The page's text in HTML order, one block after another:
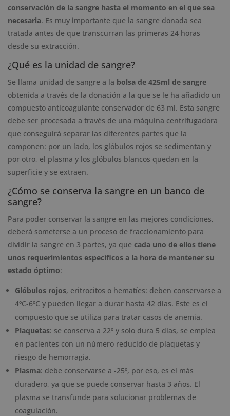
conservación de la sangre hasta el momento en el que sea
necesaria. Es muy importante que la sangre donada sea
tratada antes de que transcurran las primeras 24 horas
desde su extracción.
¿Qué es la unidad de sangre?
Se llama unidad de sangre a la bolsa de 425ml de sangre
obtenida a través de la donación a la que se le ha añadido un
compuesto anticoagulante conservador de 63 ml. Esta sangre
debe ser procesada a través de una máquina centrifugadora
que conseguirá separar las diferentes partes que la
componen: por un lado, los glóbulos rojos se sedimentan y
por otro, el plasma y los glóbulos blancos quedan en la
superficie y se extraen.
¿Cómo se conserva la sangre en un banco de
sangre?
Para poder conservar la sangre en las mejores condiciones,
deberá someterse a un proceso de fraccionamiento para
dividir la sangre en 3 partes, ya que cada uno de ellos tiene
unos requerimientos específicos a la hora de mantener su
estado óptimo:
Glóbulos rojos, eritrocitos o hematíes: deben conservarse a
4ºC-6ºC y pueden llegar a durar hasta 42 días. Este es el
compuesto que se utiliza para tratar casos de anemia.
Plaquetas: se conserva a 22º y solo dura 5 días, se emplea
en pacientes con un número reducido de plaquetas y
riesgo de hemorragia.
Plasma: debe conservarse a -25º, por eso, es el más
duradero, ya que se puede conservar hasta 3 años. El
plasma se transfunde para solucionar problemas de
coagulación.